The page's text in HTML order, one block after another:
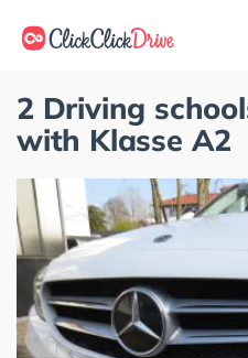
2 Driving
with Klasse A2